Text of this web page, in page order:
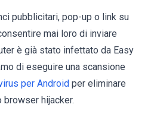
pubblicitari, pop-up o link su
mai loro di inviare
è già stato infettato da Easy
di eseguire una scansione
per Android per eliminare
hijacker.